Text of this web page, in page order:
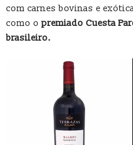
com carnes bovinas e
como o premiado Cuesta
brasileiro.